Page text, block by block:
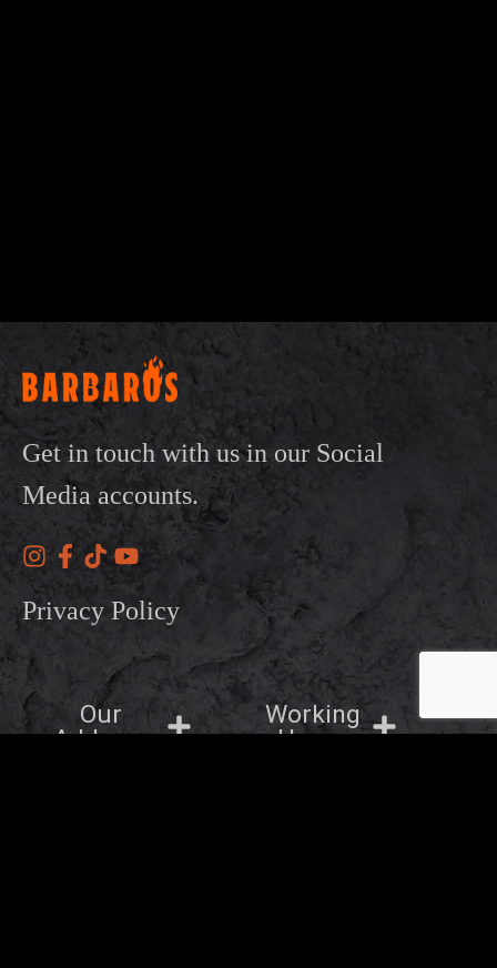
Get in touch with us in our Social
Media accounts.
Privacy Policy
Our
Address
Working
Hours